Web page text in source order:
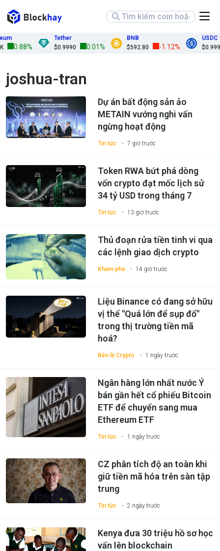
0.88%
Tether
$0.9990
0.01%
BNB
$592.80
-1.12%
USDC
$0.9999
joshua-tran
Tin tức 7 giờ trước
Dự án bất động sản ảo
METAIN vướng nghi vấn
ngừng hoạt động
Tin tức 13 giờ trước
Token RWA bứt phá dòng
vốn crypto đạt mốc lịch sử
34 tỷ USD trong tháng 7
Khám phá 14 giờ trước
Thủ đoạn rửa tiền tinh vi qua
các lệnh giao dịch crypto
Bên lề Crypto 1 ngày trước
Liệu Binance có đang sở hữu
vị thế "Quá lớn để sụp đổ"
trong thị trường tiền mã
hoá?
Tin tức 1 ngày trước
Ngân hàng lớn nhất nước Ý
bán gần hết cổ phiếu Bitcoin
ETF để chuyển sang mua
Ethereum ETF
Tin tức 2 ngày trước
CZ phân tích độ an toàn khi
giữ tiền mã hóa trên sàn tập
trung
Kenya đưa 30 triệu hồ sơ học
vấn lên blockchain